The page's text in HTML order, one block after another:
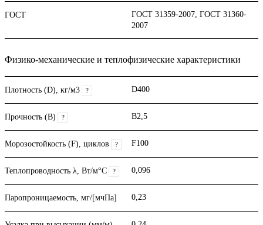
ГОСТ
ГОСТ 31359-2007, ГОСТ 31360-
2007
Физико-механические и теплофизические характеристики
Плотность (D), кг/м3 ? D400
Прочность (В) ? B2,5
Морозостойкость (F), циклов ? F100
Теплопроводность λ, Вт/м°С ? 0,096
Паропроницаемость, мг/[мчПа] 0,23